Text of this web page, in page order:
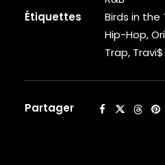
CARDI B
CASEY VEGGIES
CLIPSE
in
McKnight
[Vinyle]
Étiquettes
Birds in the
Hip-Hop,
Trap,
Partager